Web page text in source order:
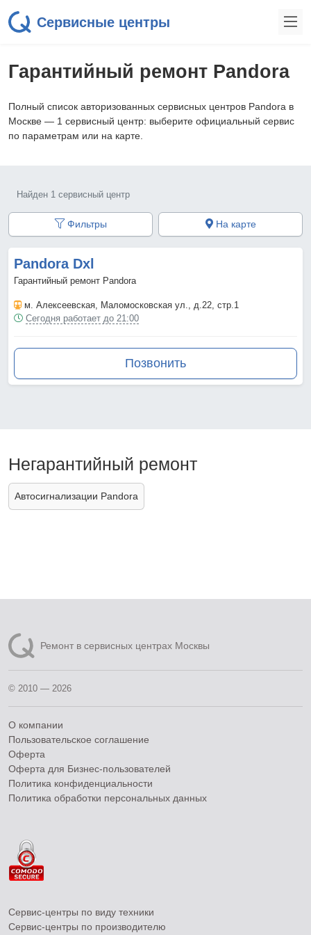
Сервисные центры
Гарантийный ремонт Pandora
Полный список авторизованных сервисных центров Pandora в
Москве — 1 сервисный центр: выберите официальный сервис
по параметрам или на карте.
Найден 1 сервисный центр
Фильтры На карте
Pandora Dxl
Гарантийный ремонт Pandora
м. Алексеевская, Маломосковская ул., д.22, стр.1
Сегодня работает до 21:00
Позвонить
Негарантийный ремонт
Автосигнализации Pandora
Ремонт в сервисных центрах Москвы
© 2010 — 2026
О компании
Пользовательское соглашение
Оферта
Оферта для Бизнес-пользователей
Политика конфиденциальности
Политика обработки персональных данных
Сервис-центры по виду техники
Сервис-центры по производителю